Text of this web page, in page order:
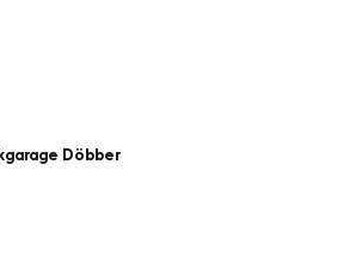
Döbber